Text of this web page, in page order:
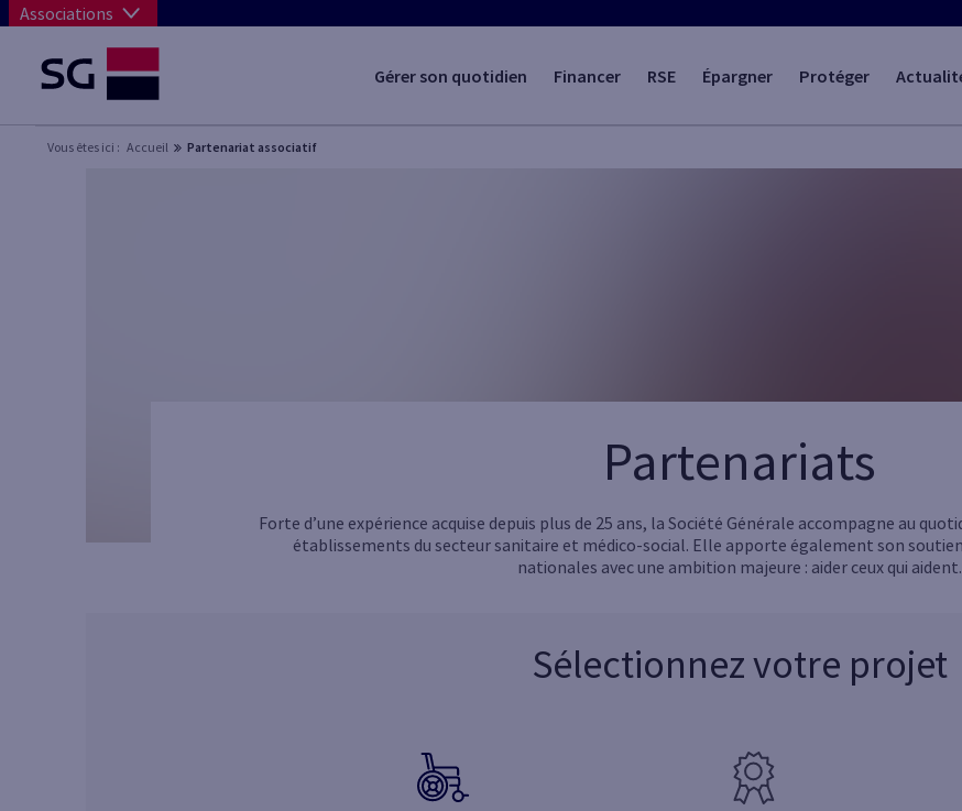
Associations
Gérer son quotidien Financer RSE Épargner Protéger
Vous êtes ici : Accueil Partenariat associatif
Partenariats
Forte d’une expérience acquise depuis plus de 25 ans, la Société Générale accompagne au
établissements du secteur sanitaire et médico-social. Elle apporte également son
nationales avec une ambition majeure : aider ceux qui aident.
Sélectionnez votre projet